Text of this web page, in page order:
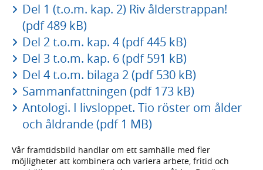
Del 1 (t.o.m. kap. 2) Riv ålderstrappan!
(pdf 489 kB)
Del 2 t.o.m. kap. 4 (pdf 445 kB)
Del 3 t.o.m. kap. 6 (pdf 591 kB)
Del 4 t.o.m. bilaga 2 (pdf 530 kB)
Sammanfattningen (pdf 173 kB)
Antologi. I livsloppet. Tio röster om ålder
och åldrande (pdf 1 MB)
Vår framtidsbild handlar om ett samhälle med fler
möjligheter att kombinera och variera arbete, fritid och